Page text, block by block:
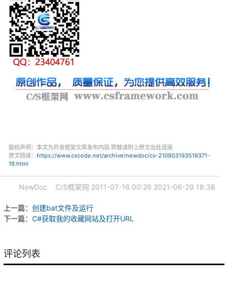
版权声明：本文为开发框架文库发布内容,转载请附上原文出处连接
原文链接： https://www.cscode.net/archive/newdoc/cs-210903193519371-
19.html
NewDoc C/S框架网 2011-07-16 00:26 2021-06-29 18:38
上一篇： 创建bat文件及运行
下一篇： C#获取我的收藏网站及打开URL
评论列表